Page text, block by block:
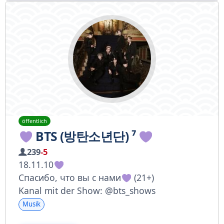
öffentlich
BTS (방탄소년단) ⁷
239-5
18.11.10
Спасибо, что вы с нами
(21+)
Kanal mit der Show: @bts_shows
Musik